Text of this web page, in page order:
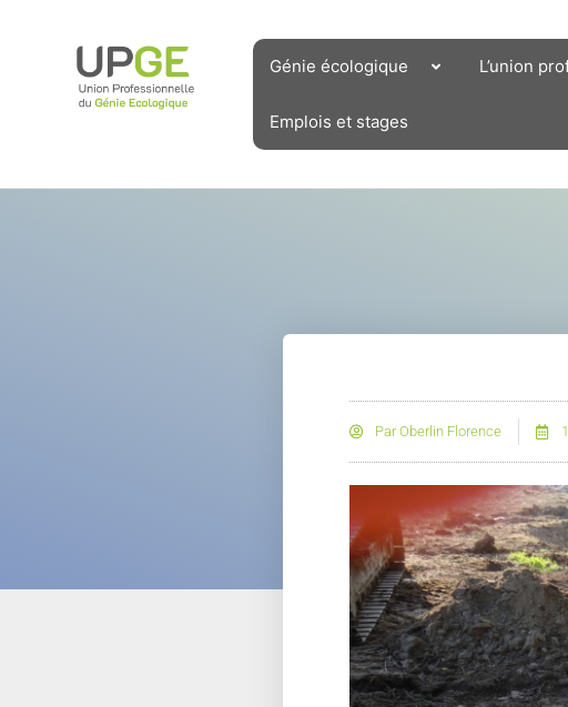
Génie écologique L’union
Emplois et stages
ParOberlin Florence